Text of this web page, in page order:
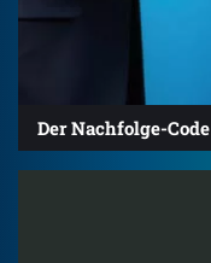
Der Nachfolge-Code